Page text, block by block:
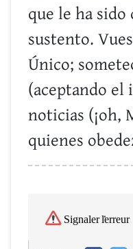
que le ha sido
sustento.
Único;
(aceptando el
noticias (¡oh,
quienes
Signaler l'erreur